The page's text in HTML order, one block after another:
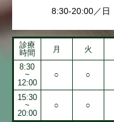
8:30-20:00／日
診療
時間
月 火
8:30
~
12:00
○ ○
15:30
~
20:00
○ ○